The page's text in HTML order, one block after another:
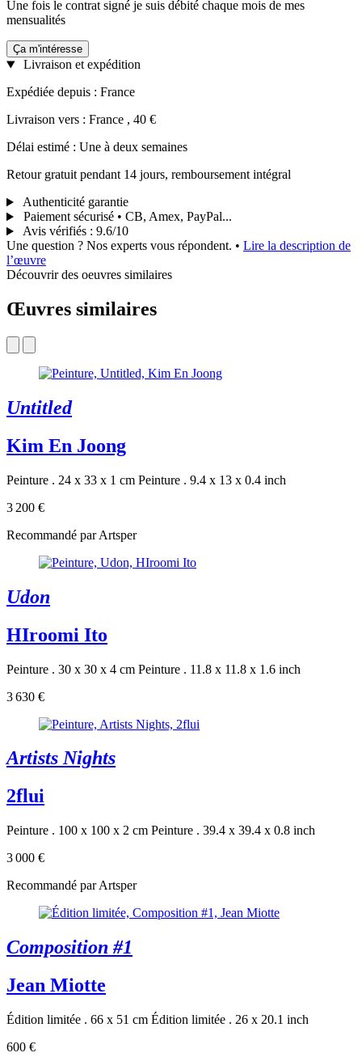
Une fois le contrat signé je suis débité chaque mois de mes
mensualités
Ça m'intéresse
Livraison et expédition
Expédiée depuis : France
Livraison vers : France , 40 €
Délai estimé : Une à deux semaines
Retour gratuit pendant 14 jours, remboursement intégral
Authenticité garantie
Paiement sécurisé • CB, Amex, PayPal...
Avis vérifiés : 9.6/10
Une question ? Nos experts vous répondent. • Lire la description de
l’œuvre
Découvrir des oeuvres similaires
Œuvres similaires
Untitled
Kim En Joong
Peinture . 24 x 33 x 1 cm Peinture . 9.4 x 13 x 0.4 inch
3 200 €
Recommandé par Artsper
Udon
HIroomi Ito
Peinture . 30 x 30 x 4 cm Peinture . 11.8 x 11.8 x 1.6 inch
3 630 €
Artists Nights
2flui
Peinture . 100 x 100 x 2 cm Peinture . 39.4 x 39.4 x 0.8 inch
3 000 €
Recommandé par Artsper
Composition #1
Jean Miotte
Édition limitée . 66 x 51 cm Édition limitée . 26 x 20.1 inch
600 €